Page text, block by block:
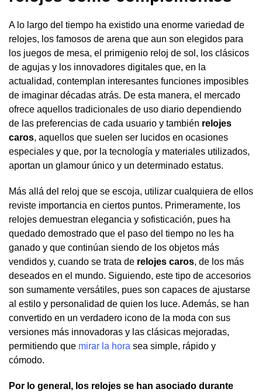
A lo largo del tiempo ha existido una enorme variedad de
relojes, los famosos de arena que aun son elegidos para
los juegos de mesa, el primigenio reloj de sol, los clásicos
de agujas y los innovadores digitales que, en la
actualidad, contemplan interesantes funciones imposibles
de imaginar décadas atrás. De esta manera, el mercado
ofrece aquellos tradicionales de uso diario dependiendo
de las preferencias de cada usuario y también relojes
caros, aquellos que suelen ser lucidos en ocasiones
especiales y que, por la tecnología y materiales utilizados,
aportan un glamour único y un determinado estatus.
Más allá del reloj que se escoja, utilizar cualquiera de ellos
reviste importancia en ciertos puntos. Primeramente, los
relojes demuestran elegancia y sofisticación, pues ha
quedado demostrado que el paso del tiempo no les ha
ganado y que continúan siendo de los objetos más
vendidos y, cuando se trata de relojes caros, de los más
deseados en el mundo. Siguiendo, este tipo de accesorios
son sumamente versátiles, pues son capaces de ajustarse
al estilo y personalidad de quien los luce. Además, se han
convertido en un verdadero icono de la moda con sus
versiones más innovadoras y las clásicas mejoradas,
permitiendo que mirar la hora sea simple, rápido y
cómodo.
Por lo general, los relojes se han asociado durante